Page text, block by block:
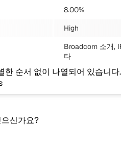
8.00%
High
Broadcom 소개,
타
순서 없이 나열되어 있습니다.
신가요?